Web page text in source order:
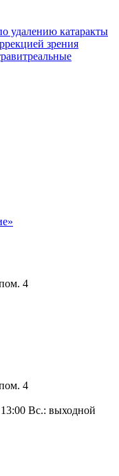
удалению катаракты
зрения
4
4
Вс.: выходной